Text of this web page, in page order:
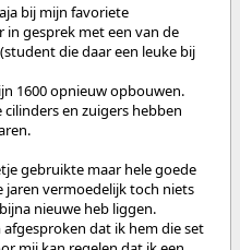
bij mijn favoriete
gesprek met een van de
die daar een leuke bij
1600 opnieuw opbouwen.
en zuigers hebben
gebruikte maar hele goede
jaren vermoedelijk toch niets
nieuwe heb liggen.
dat ik hem die set